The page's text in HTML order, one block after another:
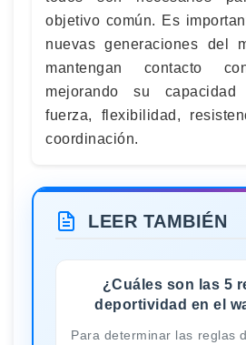
objetivo común. Es
nuevas generaciones del
mantengan contacto
mejorando su capacidad
fuerza, flexibilidad,
coordinación.
LEER TAMBIÉN
¿Cuáles son las 5
deportividad en el
Para determinar las reglas